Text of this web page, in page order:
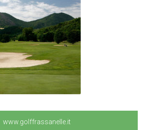
www.golffrassanelle.it